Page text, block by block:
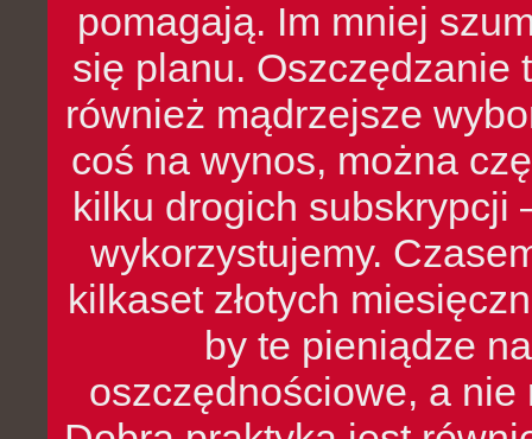
pomagają. Im mniej
się planu. Oszczędzanie
również mądrzejsze
coś na wynos, można
kilku drogich subskrypcji
wykorzystujemy.
kilkaset złotych
by te pieniądze
oszczędnościowe, a nie